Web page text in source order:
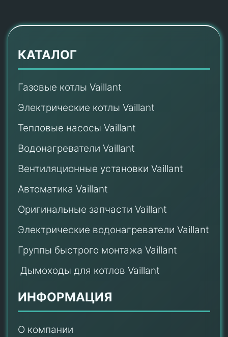
КАТАЛОГ
Газовые котлы Vaillant
Электрические котлы Vaillant
Тепловые насосы Vaillant
Водонагреватели Vaillant
Вентиляционные установки Vaillant
Автоматика Vaillant
Оригинальные запчасти Vaillant
Электрические водонагреватели Vaillant
Группы быстрого монтажа Vaillant
Дымоходы для котлов Vaillant
ИНФОРМАЦИЯ
О компании